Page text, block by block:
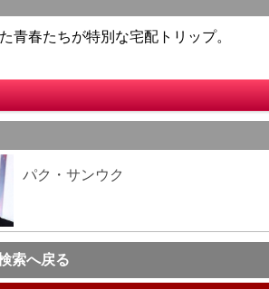
青春たちが特別な宅配トリップ。
パク・サンウク
索へ戻る